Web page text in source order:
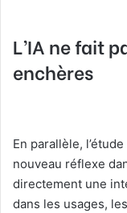
L’IA ne fait
enchères
En parallèle,
nouveau réflexe
directement une
dans les usages,